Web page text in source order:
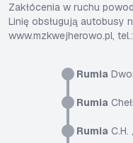
Rumia
Rumia
Rumia
Zakłócenia w ruchu
Linię obsługują autobusy
www.mzkwejherowo.pl,